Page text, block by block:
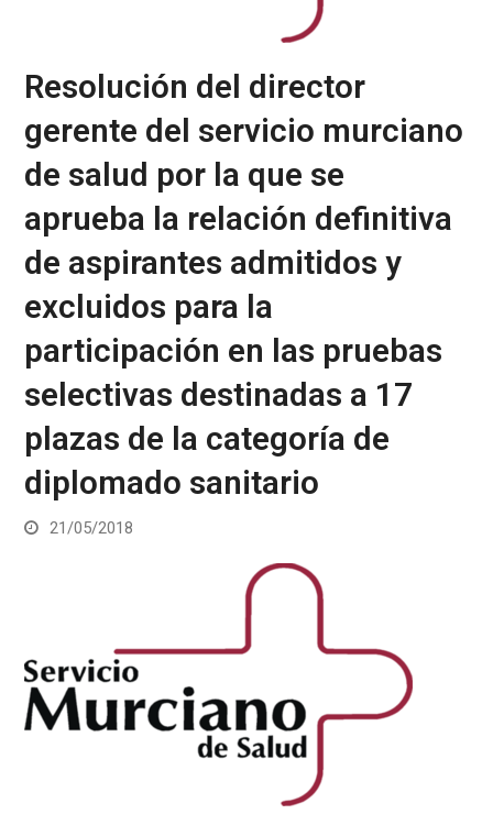
Resolución del director
gerente del servicio murciano
de salud por la que se
aprueba la relación definitiva
de aspirantes admitidos y
excluidos para la
participación en las pruebas
selectivas destinadas a 17
plazas de la categoría de
diplomado sanitario
21/05/2018